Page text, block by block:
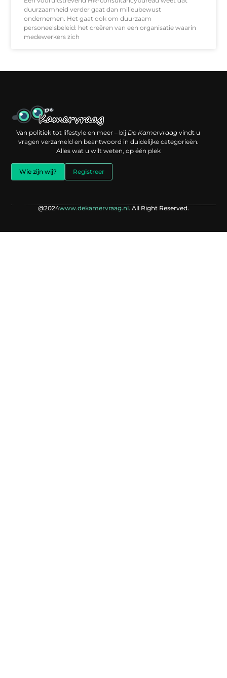
duurzaamheid verder gaat dan milieubewust
ondernemen. Het gaat ook om duurzaam
personeelsbeleid: het creëren van een organisatie waarin
medewerkers zich
Van politiek tot lifestyle en meer – bijDe Kamervraag vindt u
vragen verzameld en beantwoord in duidelijke categorieën.
Alles wat u wilt weten, op één plek
Wie zijn wij? Registreer
@2024www.dekamervraag.nl. All Right Reserved.